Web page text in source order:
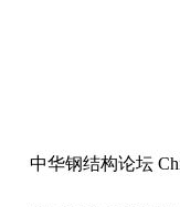
中华钢结构论坛